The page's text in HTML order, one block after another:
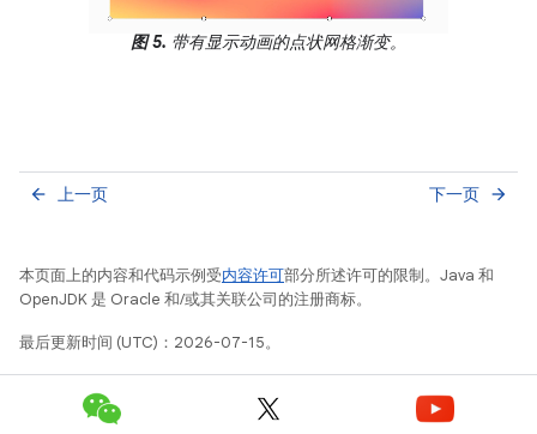
图 5. 带有显示动画的点状网格渐变。
上一页
arrow_back 下一页 arrow_forward
本页面上的内容和代码示例受内容许可部分所述许可的限制。Java 和
OpenJDK 是 Oracle 和/或其关联公司的注册商标。
最后更新时间 (UTC)：2026-07-15。